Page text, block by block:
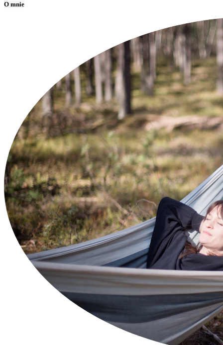
O mnie